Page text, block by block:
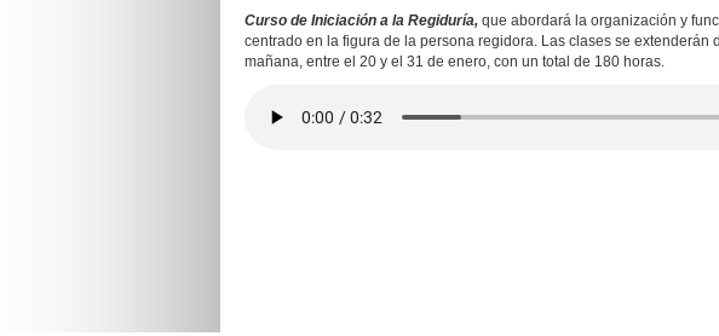
Curso de Iniciación a la Regiduría, que abordará la organización y
centrado en la figura de la persona regidora. Las clases se extenderán
mañana, entre el 20 y el 31 de enero, con un total de 180 horas.